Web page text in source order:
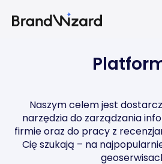
Naszym celem jest
narzędzia do zarządzania
firmie oraz do pracy z
Cię szukają – na